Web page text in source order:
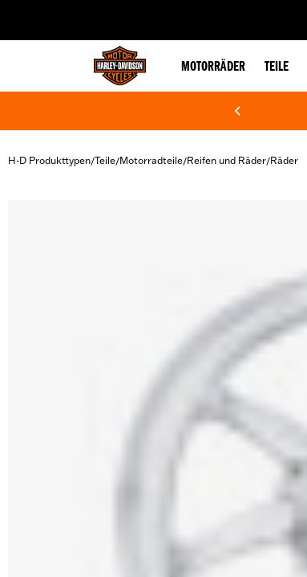
MOTORRÄDER TEILE
H-D Produkttypen/Teile/Motorradteile/Reifen und Räder/Räder